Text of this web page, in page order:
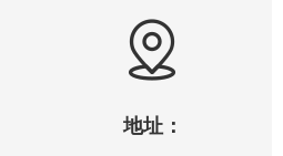
地址：